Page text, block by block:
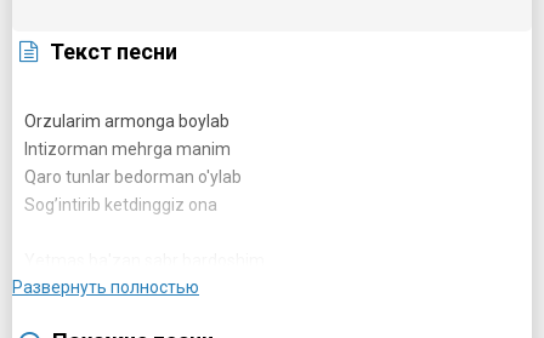
Текст песни
Orzularim armonga boylab
Intizorman mehrga manim
Qaro tunlar bedorman o'ylab
Sog’intirib ketdinggiz ona
Ko'zdan oqar hijronli yoshim
Развернуть полностью